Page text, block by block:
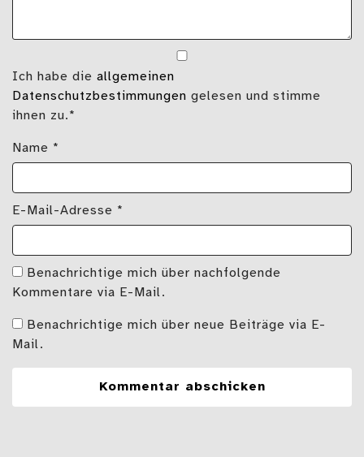
Ich habe die allgemeinen
Datenschutzbestimmungen gelesen und stimme
ihnen zu.*
Name *
E-Mail-Adresse *
Benachrichtige mich über nachfolgende
Kommentare via E-Mail.
Benachrichtige mich über neue Beiträge via E-
Mail.